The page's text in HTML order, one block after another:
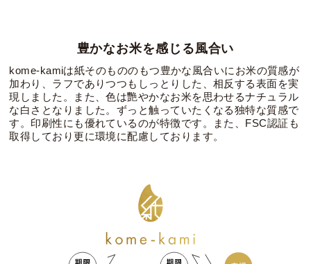
豊かなお米を感じる風合い
kome-kamiは紙そのもののもつ豊かな風合いにお米の質感が
加わり、ラフでありつつもしっとりした、相反する表面を実
現しました。また、色は艷やかなお米を思わせるナチュラル
な白さとなりました。ずっと触っていたくなる独特な質感で
す。印刷性にも優れているのが特徴です。また、FSC認証も
取得しており更に環境に配慮しております。